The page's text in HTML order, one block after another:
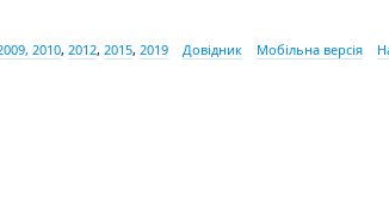
2010, 2012, 2015, 2019 Довідник Мобільна версія